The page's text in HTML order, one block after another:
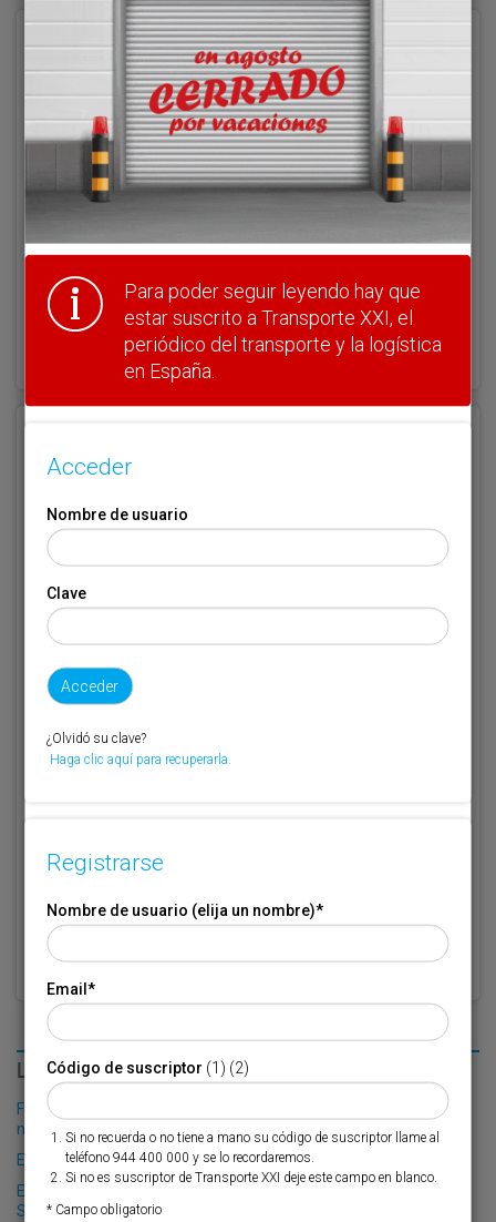
Acceder
Nombre de usuario
¿Olvidó su clave?
Haga clic aquí para recuperarla.
teléfono 944 400 000 y se lo recordaremos.
Por favor indique que ha leído y está de acuerdo con las
LO MÁS LEÍDO
Fribasa refuerza su logística con la puesta en marcha de una
nueva base en Vizcaya
El Puerto de Valencia crecerá en oferta ro-pax
El “Auto Eco” propulsado por GNL y diésel escala en el puerto de
Santander
Para poder seguir leyendo hay que
estar suscrito a Transporte XXI, el
periódico del transporte y la logística
en España.
Acceder
Nombre de usuario
Clave
¿Olvidó su clave?
Haga clic aquí para recuperarla.
Registrarse
Nombre de usuario (elija un nombre)*
Email*
Código de suscriptor (1) (2)
Si no recuerda o no tiene a mano su código de suscriptor llame al
teléfono 944 400 000 y se lo recordaremos.
Si no es suscriptor de Transporte XXI deje este campo en blanco.
* Campo obligatorio